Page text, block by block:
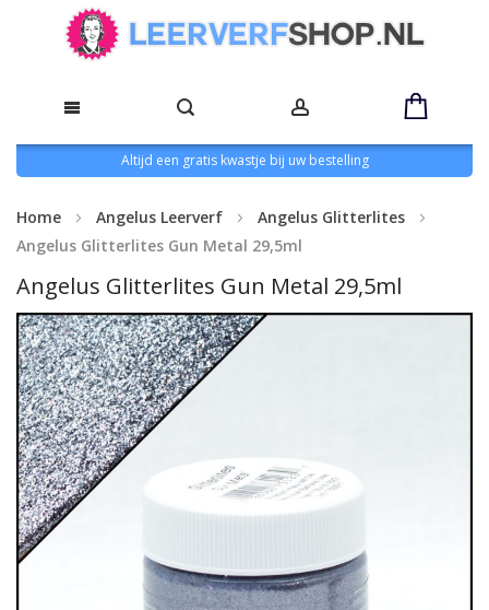
Altijd een gratis kwastje bij uw bestelling
Home Angelus Leerverf
Angelus Glitterlites
Angelus Glitterlites Gun Metal 29,5ml
Angelus Glitterlites Gun Metal 29,5ml
Ga
naar
het
einde
van
de
afbeeldingen-
gallerij